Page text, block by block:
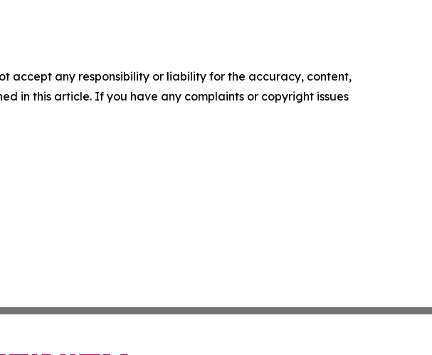
accept any responsibility or liability for the accuracy, content,
in this article. If you have any complaints or copyright issues